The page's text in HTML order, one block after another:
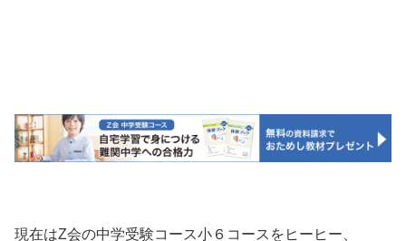
現在はZ会の中学受験コース小６コースをヒーヒー、